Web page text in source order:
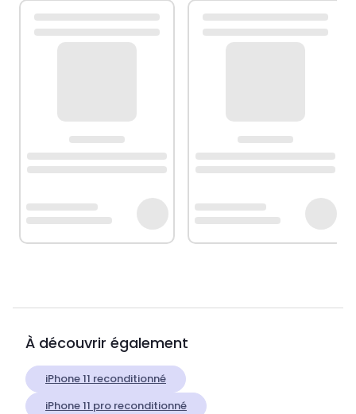
À découvrir également
iPhone 11 reconditionné
iPhone 11 pro reconditionné